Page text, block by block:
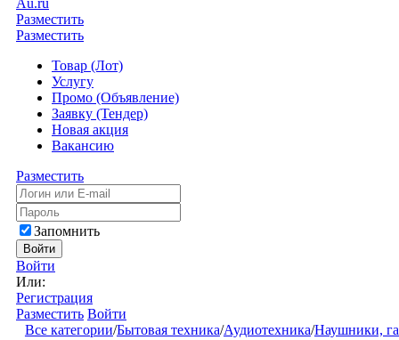
Au.ru
Разместить
Разместить
Товар (Лот)
Услугу
Промо (Объявление)
Заявку (Тендер)
Новая акция
Вакансию
Разместить
Запомнить
Войти
Войти
Или:
Регистрация
Разместить Войти
Все категории/Бытовая техника/Аудиотехника/Наушники,